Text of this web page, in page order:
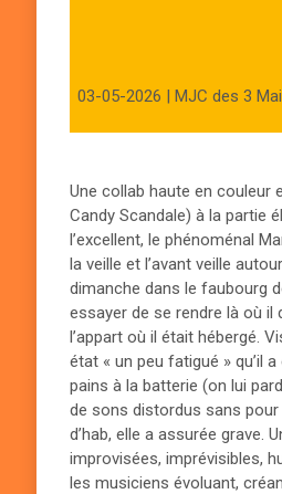
03-05-2026 | MJC des 3
Une collab haute en couleur
Candy Scandale) à la partie
l’excellent, le phénoménal
la veille et l’avant veille
dimanche dans le faubourg
essayer de se rendre là où il
l’appart où il était hébergé.
état « un peu fatigué » qu’il
pains à la batterie (on lui
de sons distordus sans pour
d’hab, elle a assurée grave.
improvisées, imprévisibles,
les musiciens évoluant,